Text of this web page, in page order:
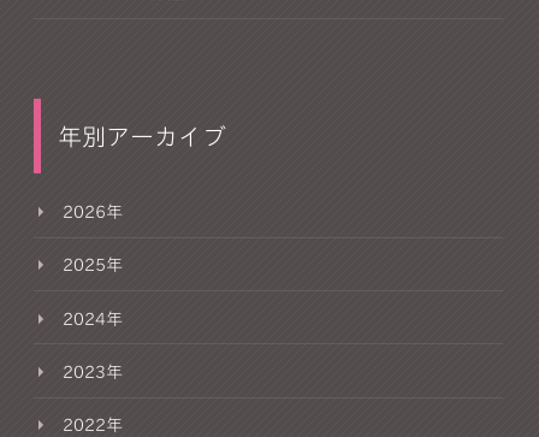
年別アーカイブ
2026年
2025年
2024年
2023年
2022年